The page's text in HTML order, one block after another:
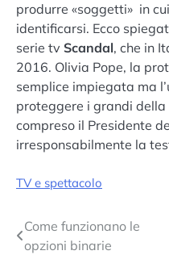
produrre «soggetti» in
identificarsi. Ecco
serie tv Scandal, che in
2016. Olivia Pope, la
semplice impiegata ma
proteggere i grandi
compreso il Presidente
irresponsabilmente la
TV e spettacolo
Navigazione
articoli
Come funzionano le
opzioni binarie